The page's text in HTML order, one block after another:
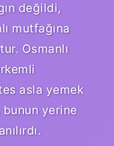
değildi,
mutfağına
Osmanlı
asla yemek
bunun yerine